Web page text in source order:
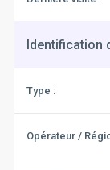
Identification
Type :
Opérateur /